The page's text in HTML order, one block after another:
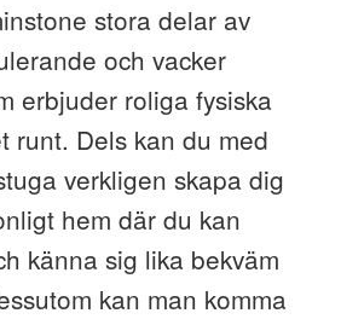
stora delar av
och vacker
erbjuder roliga fysiska
runt. Dels kan du med
verkligen skapa dig
hem där du kan
känna sig lika bekväm
kan man komma